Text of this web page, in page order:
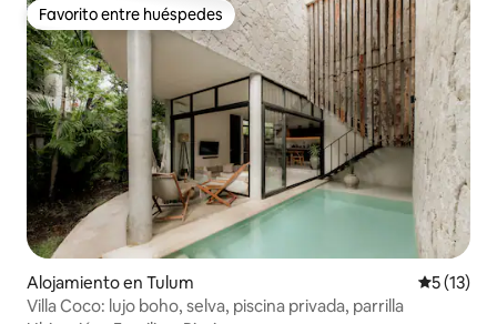
Favorito entre huéspedes
Favorito entre huéspedes
Alojamiento en Tulum
5 (13)
Villa Coco: lujo boho, selva, piscina privada, parrilla